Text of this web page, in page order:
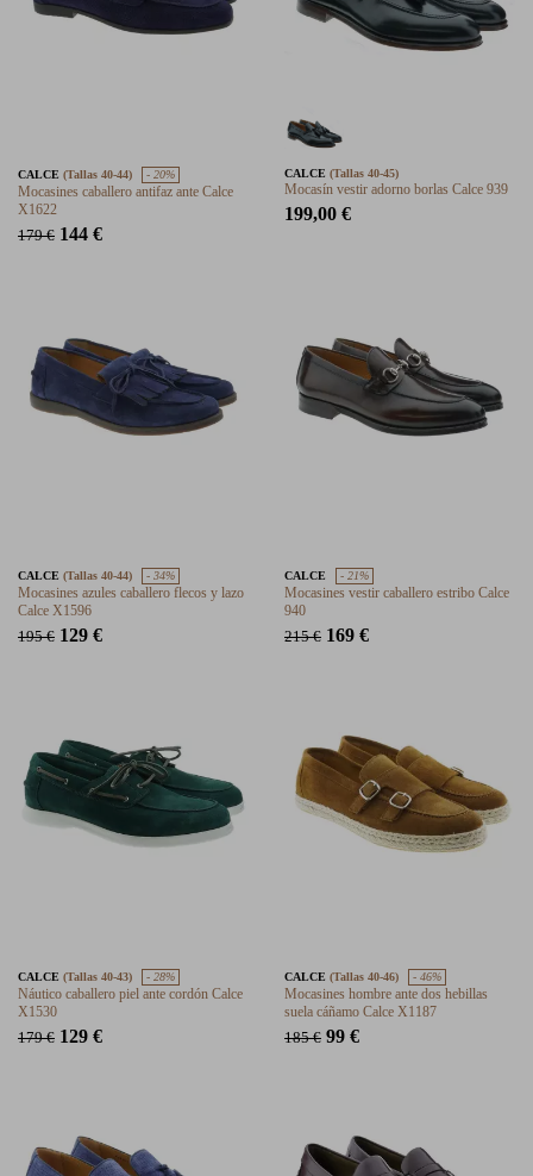
CALCE (Tallas 40-44) - 20%
Mocasines caballero antifaz ante Calce
X1622
179 € 144 €
CALCE (Tallas 40-45)
Mocasín vestir adorno borlas Calce 939
199,00 €
CALCE (Tallas 40-44) - 34%
Mocasines azules caballero flecos y lazo
Calce X1596
195 € 129 €
CALCE - 21%
Mocasines vestir caballero estribo Calce
940
215 € 169 €
CALCE (Tallas 40-43) - 28%
Náutico caballero piel ante cordón Calce
X1530
179 € 129 €
CALCE (Tallas 40-46) - 46%
Mocasines hombre ante dos hebillas
suela cáñamo Calce X1187
185 € 99 €